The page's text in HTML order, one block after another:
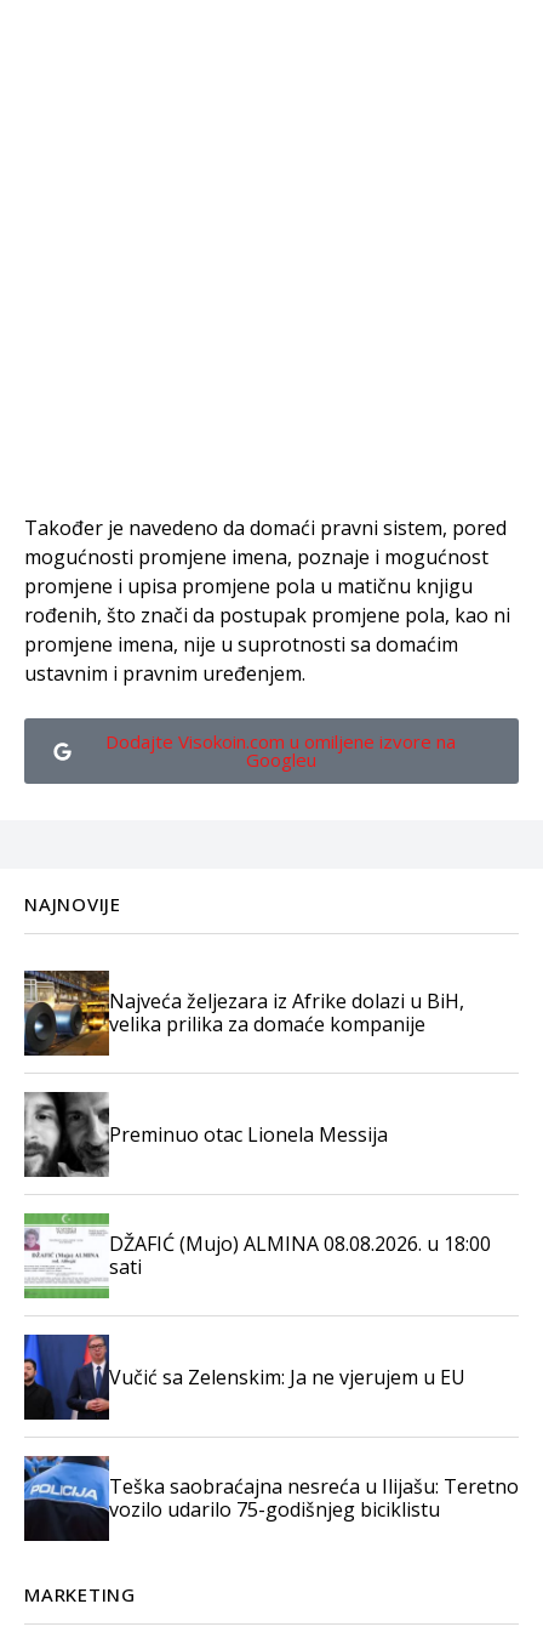
Također je navedeno da domaći pravni sistem, pored
mogućnosti promjene imena, poznaje i mogućnost
promjene i upisa promjene pola u matičnu knjigu
rođenih, što znači da postupak promjene pola, kao ni
promjene imena, nije u suprotnosti sa domaćim
ustavnim i pravnim uređenjem.
Dodajte Visokoin.com u omiljene izvore na
Googleu
NAJNOVIJE
Najveća željezara iz Afrike dolazi u BiH,
velika prilika za domaće kompanije
Preminuo otac Lionela Messija
DŽAFIĆ (Mujo) ALMINA 08.08.2026. u 18:00
sati
Vučić sa Zelenskim: Ja ne vjerujem u EU
Teška saobraćajna nesreća u Ilijašu: Teretno
vozilo udarilo 75-godišnjeg biciklistu
MARKETING